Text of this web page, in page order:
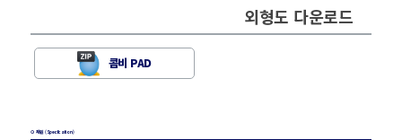
외형도 다운로드
콤비 PAD
⊙ 재원 (Specifcation)